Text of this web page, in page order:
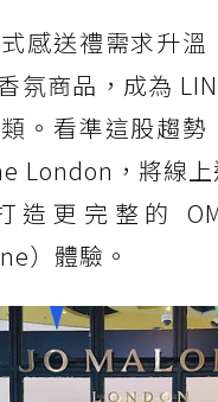
感送禮需求升溫
氛商品，成為
。看準這股趨勢
London，將線
造更完整的
）體驗。